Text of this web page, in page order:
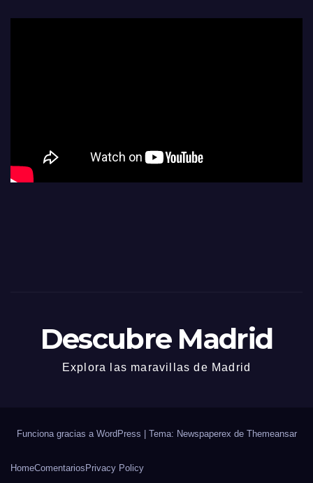
Descubre Madrid
Explora las maravillas de Madrid
Funciona gracias a WordPress Tema: Newspaperex de Themeansar
HomeComentariosPrivacy Policy